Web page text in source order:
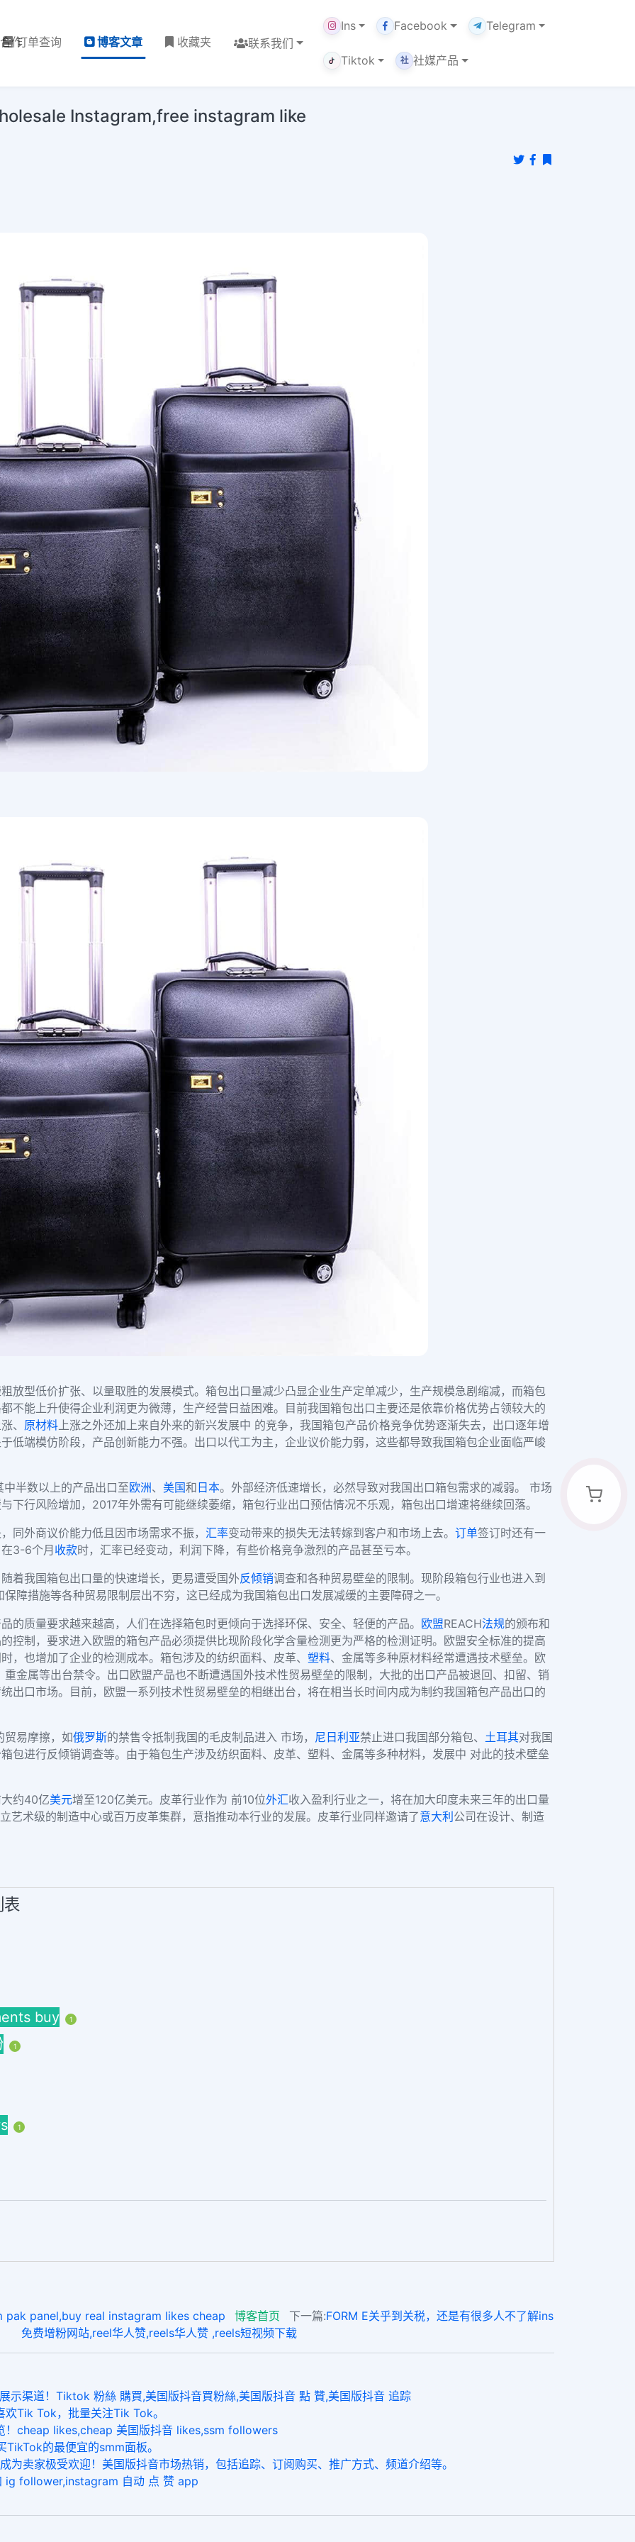
作订单查询 博客文章 收藏夹 联系我们
Ins Facebook Telegram
Tiktok 社 社媒产品
Instagram,free instagram like
放型低价扩张、以量取胜的发展模式。箱包出口量减少凸显企业生产定单减少，生产规模急剧缩减，而箱包
不能上升使得企业利润更为微薄，生产经营日益困难。目前我国箱包出口主要还是依靠价格优势占领较大的
、 原材料 上涨之外还加上来自外来的新兴发展中 的竞争，我国箱包产品价格竞争优势逐渐失去，出口逐年增
低端模仿阶段，产品创新能力不强。出口以代工为主，企业议价能力弱，这些都导致我国箱包企业面临严峻
半数以上的产品出口至欧洲、 美国和日本。外部经济低速增长，必然导致对我国出口箱包需求的减弱。 市场
下行风险增加，2017年外需有可能继续萎缩，箱包行业出口预估情况不乐观，箱包出口增速将继续回落。
同外商议价能力低且因市场需求不振， 汇率变动带来的损失无法转嫁到客户和市场上去。 订单签订时还有一
3-6个月 收款时，汇率已经变动，利润下降，有些价格竞争激烈的产品甚至亏本。
着我国箱包出口量的快速增长，更易遭受国外反倾销调查和各种贸易壁垒的限制。现阶段箱包行业也进入到
障措施等各种贸易限制层出不穷，这已经成为我国箱包出口发展减缓的主要障碍之一。
的质量要求越来越高，人们在选择箱包时更倾向于选择环保、安全、轻便的产品。 欧盟REACH法规的颁布和
控制，要求进入欧盟的箱包产品必须提供比现阶段化学含量检测更为严格的检测证明。欧盟安全标准的提高
，也增加了企业的检测成本。箱包涉及的纺织面料、皮革、 塑料、金属等多种原材料经常遭遇技术壁垒。欧
金属等出台禁令。出口欧盟产品也不断遭遇国外技术性贸易壁垒的限制，大批的出口产品被退回、扣留、销
出口市场。目前，欧盟一系列技术性贸易壁垒的相继出台，将在相当长时间内成为制约我国箱包产品出口的
贸易摩擦，如俄罗斯的禁售令抵制我国的毛皮制品进入 市场， 尼日利亚禁止进口我国部分箱包、 土耳其对我国
包进行反倾销调查等。由于箱包生产涉及纺织面料、皮革、塑料、金属等多种材料，发展中 对此的技术壁垒
约40亿美元增至120亿美元。皮革行业作为 前10位外汇收入盈利行业之一，将在加大印度未来三年的出口量
艺术级的制造中心或百万皮革集群，意指推动本行业的发展。皮革行业同样邀请了意大利公司在设计、制造
表
buy 1
1
1
pak panel,buy real instagram likes cheap 博客首页 下一篇:FORM E关乎到关税，还是有很多人不了解ins
免费增粉网站,reel华人赞,reels华人赞 ,reels短视频下载
示渠道！Tiktok 粉絲 購買,美国版抖音買粉絲,美国版抖音 點 贊,美国版抖音 追踪
Tik Tok，批量关注Tik Tok。
！cheap likes,cheap 美国版抖音 likes,ssm followers
的最便宜的smm面板。
为卖家极受欢迎！美国版抖音市场热销，包括追踪、订阅购买、推广方式、频道介绍等。
ig follower,instagram 自动 点 赞 app